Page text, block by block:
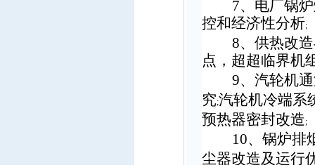
7、电厂锅
控和经济性分析;
8、供热改
点，超超临界机
9、汽轮机
究;汽轮机冷端系
预热器密封改造;
10、锅炉排
尘器改造及运行